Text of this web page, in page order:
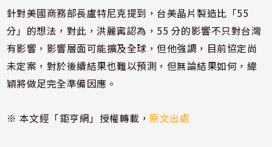
針對美國商務部長盧特尼克提到，台美晶片製造比「55
分」的想法，對此，洪麗寗認為，55 分的影響不只對台灣
有影響，影響層面可能擴及全球，但他強調，目前協定尚
未定案，對於後續結果也難以預測，但無論結果如何，緯
穎將做足完全準備因應。
※ 本文經「鉅亨網」授權轉載，原文出處